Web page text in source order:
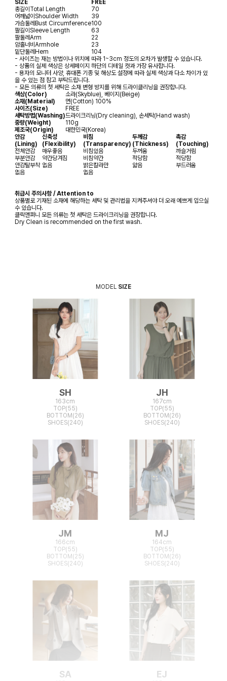
SIZE
FREE
총길이Total Length
70
어깨넓이Shoulder Width
39
가슴둘레Bust Circumference100
팔길이Sleeve Length
63
팔둘레Arm
22
암홀너비Armhole
23
밑단둘레Hem
104
- 사이즈는 재는 방법이나 위치에 따라 1~3cm 정도의 오차가 발생할 수 있습니다.
- 상품의 실제 색상은 상세페이지 하단의 디테일 컷과 가장 유사합니다.
- 용자의 모니터 사양, 휴대폰 기종 및 해상도 설정에 따라 실제 색상과 다소 차이가 있
을 수 있는 점 참고 부탁드립니다.
- 모든 의류의 첫 세탁은 소재 변형 방지를 위해 드라이클리닝을 권장합니다.
색상(Color)
소라(Skyblue), 베이지(Beige)
소재(Material)
면(Cotton) 100%
사이즈(Size)
FREE
세탁방법(Washing)드라이크리닝(Dry cleaning), 손세탁(Hand wash)
중량(Weight)
110g
제조국(Origin)
대한민국(Korea)
안감
(Lining)
신축성
(Flexibility)
비침
(Transparency)
두께감
(Thickness)
촉감
(Touching)
전체안감
매우좋음 비침있음 두꺼움
까슬거림
부분안감
약간당겨짐 비침약간 적당함
적당함
안감탈부착 없음 밝은칼라만 얇음
부드러움
없음
없음
취급시 주의사항 / Attention to
상품별로 기재된 소재에 해당하는 세탁 및 관리법을 지켜주셔야 더 오래 예쁘게 입으실
수 있습니다.
클릭앤퍼니 모든 의류는 첫 세탁은 드라이크리닝을 권장합니다.
Dry Clean is recommended on the first wash.
MODEL SIZE
SH
163cm
TOP(55)
BOTTOM(26)
SHOES(240)
JH
167cm
TOP(55)
BOTTOM(26)
SHOES(240)
JM
166cm
TOP(55)
BOTTOM(25)
SHOES(240)
MJ
164cm
TOP(55)
BOTTOM(26)
SHOES(240)
SA EJ